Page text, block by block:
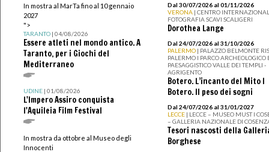
In mostra al MarTa fino al 10 gennaio
2027
">
TARANTO| 04/08/2026
Essere atleti nel mondo antico. A
Taranto, per i Giochi del
Mediterraneo
UDINE| 01/08/2026
L'Impero Assiro conquista
l'Aquileia Film Festival
In mostra da ottobre al Museo degli
Innocenti
Dal 30/07/2026 al 01/11/2026
VERONA | CENTRO
FOTOGRAFIA SCAVI SCALIGERI
Dorothea Lange
Dal 24/07/2026 al 31/10/2026
PALERMO | PALAZZO BELMONTE
PALERMO I PARCO ARCHEOLOGICO
PAESAGGISTICO VALLE DEI TEMPLI -
AGRIGENTO
Botero. L’incanto del Mito I
Botero. Il peso dei sogni
Dal 24/07/2026 al 31/01/2027
LECCE | LECCE – MUSEO MUST I
– GALLERIA NAZIONALE DI
Tesori nascosti della
Borghese